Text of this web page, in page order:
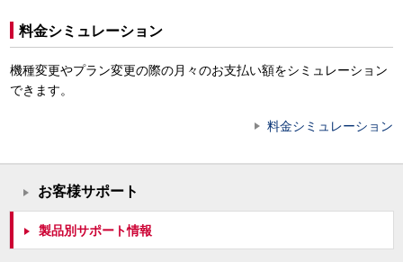
料金シミュレーション
機種変更やプラン変更の際の月々のお支払い額をシミュレーション
できます。
料金シミュレーション
お客様サポート
製品別サポート情報